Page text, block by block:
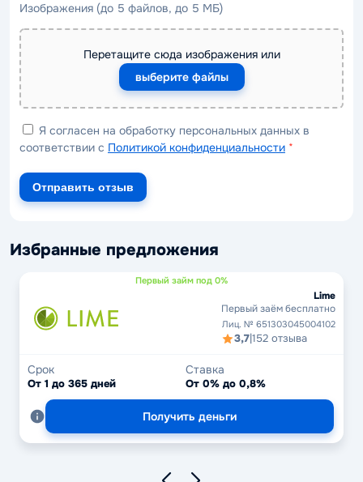
Изображения (до 5 файлов, до 5 МБ)
Перетащите сюда изображения или
выберите файлы
Я согласен на обработку персональных данных в
соответствии с Политикой конфиденциальности *
Отправить отзыв
Избранные предложения
Первый займ под 0%
Lime
Первый заём бесплатно
Лиц. № 651303045004102
3,7|152 отзыва
Срок
От 1 до 365 дней
Ставка
От 0% до 0,8%
Получить деньги